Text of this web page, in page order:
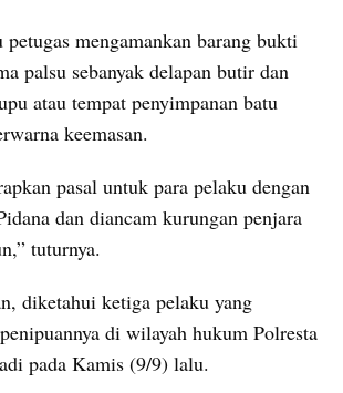
mengamankan barang bukti
palsu sebanyak delapan butir dan
atau tempat penyimpanan batu
keemasan.
pasal untuk para pelaku dengan
dan diancam kurungan penjara
tuturnya.
diketahui ketiga pelaku yang
di wilayah hukum Polresta
pada Kamis (9/9) lalu.